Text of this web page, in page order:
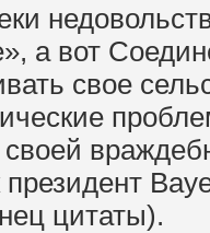
а вот
свое
своей
президент
цитаты).